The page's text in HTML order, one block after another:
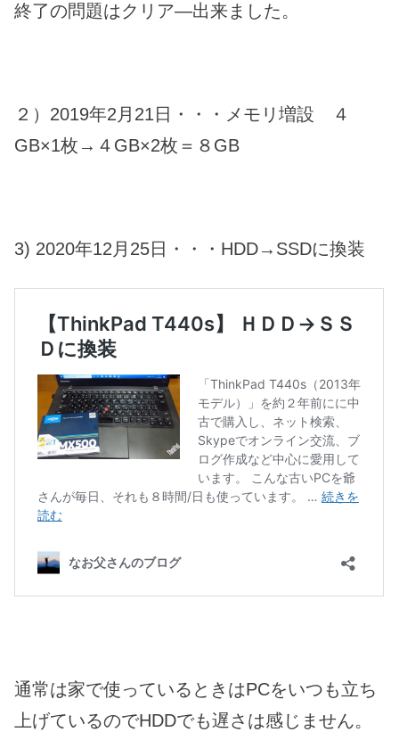
終了の問題はクリア―出来ました。
２）2019年2月21日・・・メモリ増設 ４
GB×1枚→４GB×2枚＝８GB
3) 2020年12月25日・・・HDD→SSDに換装
通常は家で使っているときはPCをいつも立ち
上げているのでHDDでも遅さは感じません。